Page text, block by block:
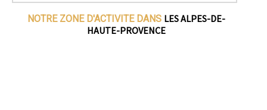
NOTRE ZONE D'ACTIVITE DANS LES ALPES-DE-
HAUTE-PROVENCE